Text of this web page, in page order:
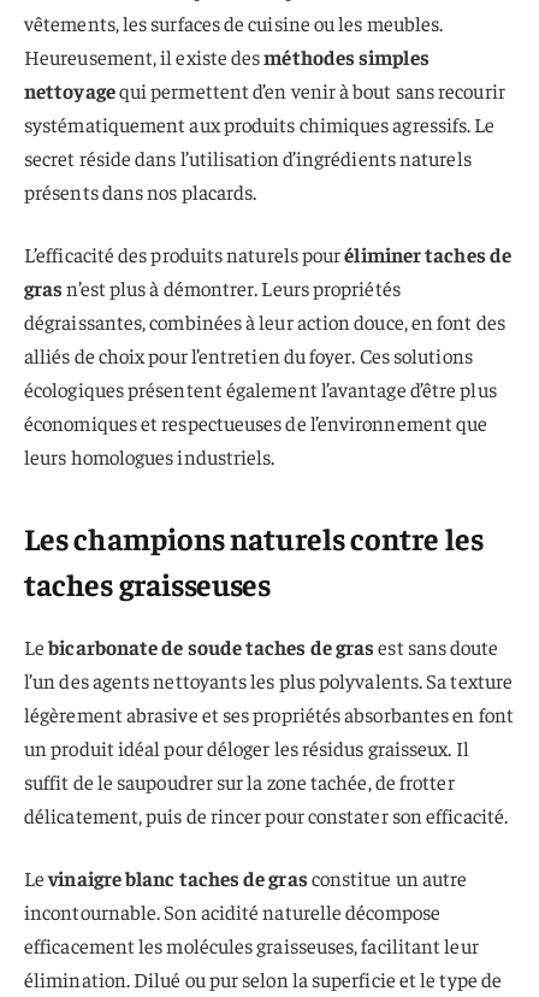
vêtements, les surfaces de cuisine ou les meubles.
Heureusement, il existe desméthodes simples
nettoyagequi permettent d’en venir à bout sans recourir
systématiquement aux produits chimiques agressifs. Le
secret réside dans l’utilisation d’ingrédients naturels
présents dans nos placards.
L’efficacité des produits naturels pouréliminer taches de
grasn’est plus à démontrer. Leurs propriétés
dégraissantes, combinées à leur action douce, en font des
alliés de choix pour l’entretien du foyer. Ces solutions
écologiques présentent également l’avantage d’être plus
économiques et respectueuses de l’environnement que
leurs homologues industriels.
Les champions naturels contre les
taches graisseuses
Lebicarbonate de soude taches de grasest sans doute
l’un des agents nettoyants les plus polyvalents. Sa texture
légèrement abrasive et ses propriétés absorbantes en font
un produit idéal pour déloger les résidus graisseux. Il
suffit de le saupoudrer sur la zone tachée, de frotter
délicatement, puis de rincer pour constater son efficacité.
Levinaigre blanc taches de grasconstitue un autre
incontournable. Son acidité naturelle décompose
efficacement les molécules graisseuses, facilitant leur
élimination. Dilué ou pur selon la superficie et le type de